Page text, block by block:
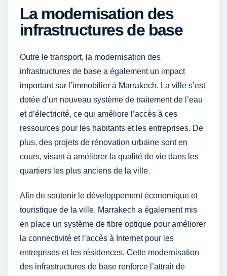
La modernisation des
infrastructures de base
Outre le transport, la modernisation des
infrastructures de base a également un impact
important sur l’immobilier à Marrakech. La ville s’est
dotée d’un nouveau système de traitement de l’eau
et d’électricité, ce qui améliore l’accès à ces
ressources pour les habitants et les entreprises. De
plus, des projets de rénovation urbaine sont en
cours, visant à améliorer la qualité de vie dans les
quartiers les plus anciens de la ville.
Afin de soutenir le développement économique et
touristique de la ville, Marrakech a également mis
en place un système de fibre optique pour améliorer
la connectivité et l’accès à Internet pour les
entreprises et les résidences. Cette modernisation
des infrastructures de base renforce l’attrait de